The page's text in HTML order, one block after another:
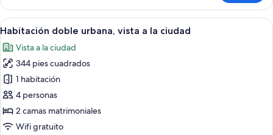
a
la
ciudad
1
cama
King
vista
a
la
ciudad
Abrir
todas
las
fotos
de
Habitación
doble
urbana,
Habitación de hotel con dos camas,
7
Habitación doble urbana, vista a la ciudad
Vista a la ciudad
344 pies cuadrados
1 habitación
4 personas
2 camas matrimoniales
Wifi gratuito